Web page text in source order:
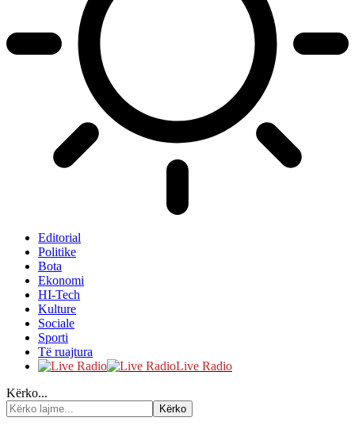
Editorial
Politike
Bota
Ekonomi
HI-Tech
Kulture
Sociale
Sporti
Të ruajtura
Live Radio
Kërko...